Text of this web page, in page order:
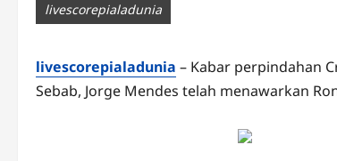
livescorepialadunia
livescorepialadunia – Kabar perpindahan
Sebab, Jorge Mendes telah menawarkan